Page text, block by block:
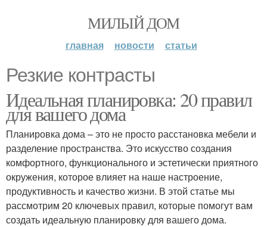
МИЛЫЙ ДОМ
главная новости статьи
Резкие контрасты
Идеальная планировка: 20 правил
для вашего дома
Планировка дома – это не просто расстановка мебели и
разделение пространства. Это искусство создания
комфортного, функционального и эстетически приятного
окружения, которое влияет на наше настроение,
продуктивность и качество жизни. В этой статье мы
рассмотрим 20 ключевых правил, которые помогут вам
создать идеальную планировку для вашего дома.